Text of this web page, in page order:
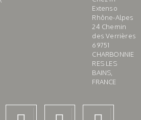
Extenso
Rhône-Alpes
24 Chemin
des Verrières
69751
CHARBONNIE
RES LES
BAINS,
FRANCE